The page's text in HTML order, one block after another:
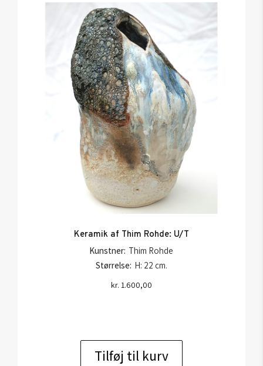
Keramik af Thim Rohde: U/T
Kunstner: Thim Rohde
Størrelse: H: 22 cm.
kr. 1.600,00
Tilføj til kurv